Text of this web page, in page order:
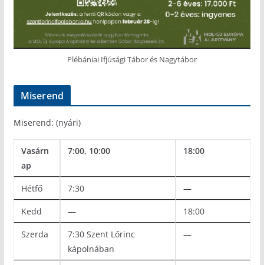
Plébániai Ifjúsági Tábor és Nagytábor
Miserend
Miserend: (nyári)
Vasárn
ap
7:00, 10:00 18:00
Hétfő 7:30 —
Kedd — 18:00
Szerda
7:30 Szent Lőrinc
kápolnában
—